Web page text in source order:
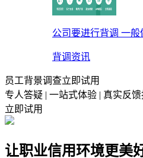
公司要进行背调 一般
背调资讯
员工背景调查立即试用
专人答疑 | 一站式体验 | 真实反馈
立即试用
让职业信用环境更美